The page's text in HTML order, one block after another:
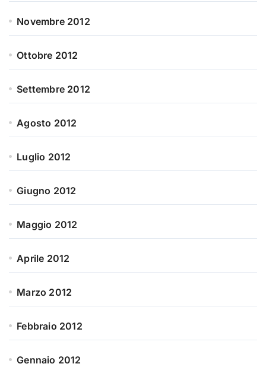
Novembre 2012
Ottobre 2012
Settembre 2012
Agosto 2012
Luglio 2012
Giugno 2012
Maggio 2012
Aprile 2012
Marzo 2012
Febbraio 2012
Gennaio 2012